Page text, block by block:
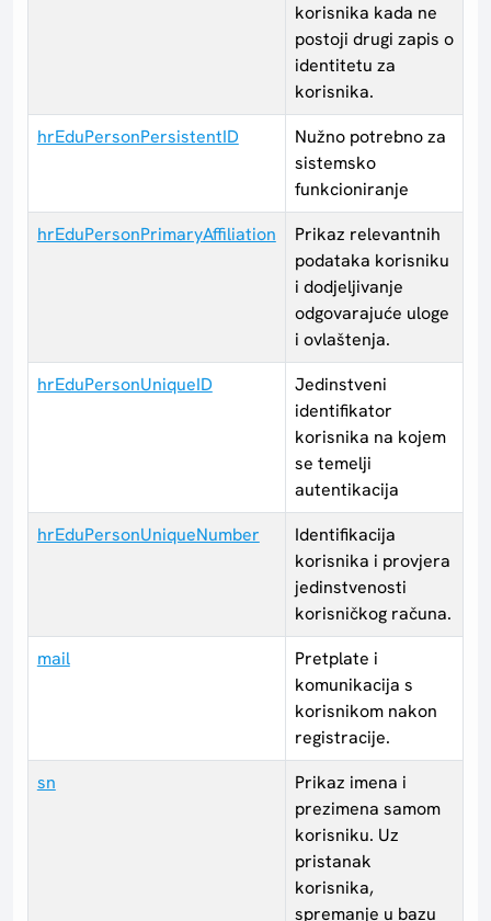
korisnika kada ne
postoji drugi zapis o
identitetu za
korisnika.
hrEduPersonPersistentID
Nužno potrebno za
sistemsko
funkcioniranje
hrEduPersonPrimaryAffiliation
Prikaz relevantnih
podataka korisniku
i dodjeljivanje
odgovarajuće uloge
i ovlaštenja.
hrEduPersonUniqueID
Jedinstveni
identifikator
korisnika na kojem
se temelji
autentikacija
hrEduPersonUniqueNumber
Identifikacija
korisnika i provjera
jedinstvenosti
korisničkog računa.
mail
Pretplate i
komunikacija s
korisnikom nakon
registracije.
sn
Prikaz imena i
prezimena samom
korisniku. Uz
pristanak
korisnika,
spremanje u bazu